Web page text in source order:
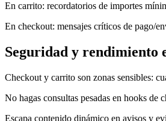
En carrito: recordatorios de importes
En checkout: mensajes críticos de pago/
Seguridad y rendimiento
Checkout y carrito son zonas sensibles:
No hagas consultas pesadas en hooks de
Escapa contenido dinámico en avisos y